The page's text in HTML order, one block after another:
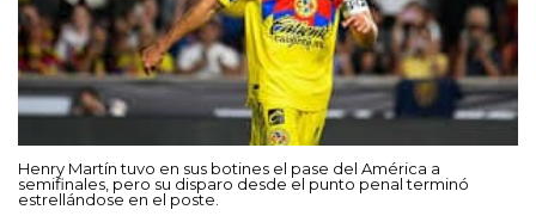
Henry Martín tuvo en sus botines el pase del América a
semifinales, pero su disparo desde el punto penal terminó
estrellándose en el poste.